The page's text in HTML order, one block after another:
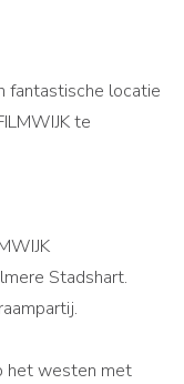
fantastische locatie
te
Stadshart.
het westen met